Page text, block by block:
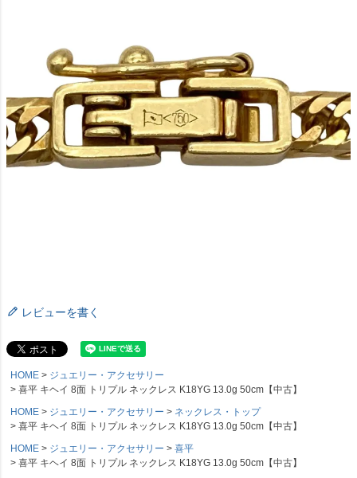
レビューを書く
HOME
ジュエリー・アクセサリー
喜平 キヘイ 8面 トリプル ネックレス K18YG 13.0g 50cm【中古】
HOME
ジュエリー・アクセサリー
ネックレス・トップ
喜平 キヘイ 8面 トリプル ネックレス K18YG 13.0g 50cm【中古】
HOME
ジュエリー・アクセサリー
喜平
喜平 キヘイ 8面 トリプル ネックレス K18YG 13.0g 50cm【中古】